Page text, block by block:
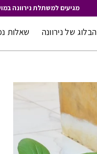
מגיעים למשתלת נירוונה
הבלוג של נירוונה שאלות